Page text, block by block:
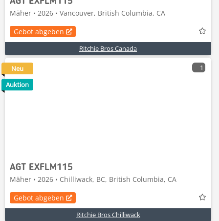
Mäher • 2026 • Vancouver, British Columbia, CA
Gebot abgeben
Ritchie Bros Canada
1
AGT EXFLM115
Mäher • 2026 • Chilliwack, BC, British Columbia, CA
Gebot abgeben
Ritchie Bros Chilliwack
Neu
Auktion